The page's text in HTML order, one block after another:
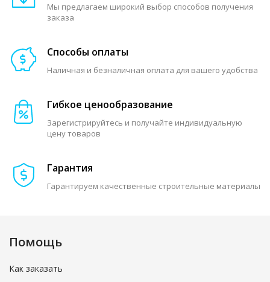
Мы предлагаем широкий выбор способов получения
заказа
Способы оплаты
Наличная и безналичная оплата для вашего удобства
Гибкое ценообразование
Зарегистрируйтесь и получайте индивидуальную
цену товаров
Гарантия
Гарантируем качественные строительные материалы
Помощь
Как заказать